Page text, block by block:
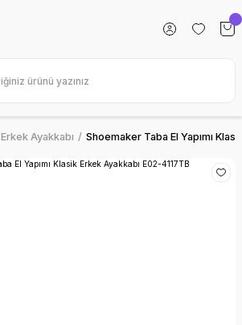
Erkek Ayakkabı Shoemaker Taba El Yapımı